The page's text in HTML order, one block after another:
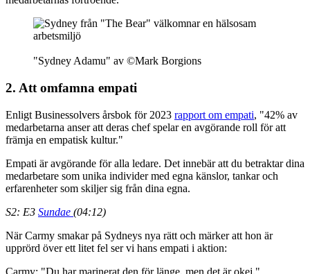
"Sydney Adamu" av ©Mark Borgions
2. Att omfamna empati
Enligt Businessolvers årsbok för 2023 rapport om empati, "42% av
medarbetarna anser att deras chef spelar en avgörande roll för att
främja en empatisk kultur."
Empati är avgörande för alla ledare. Det innebär att du betraktar dina
medarbetare som unika individer med egna känslor, tankar och
erfarenheter som skiljer sig från dina egna.
S2: E3 Sundae (04:12)
När Carmy smakar på Sydneys nya rätt och märker att hon är
upprörd över ett litet fel ser vi hans empati i aktion:
Carmy: "Du har marinerat den för länge, men det är okej."